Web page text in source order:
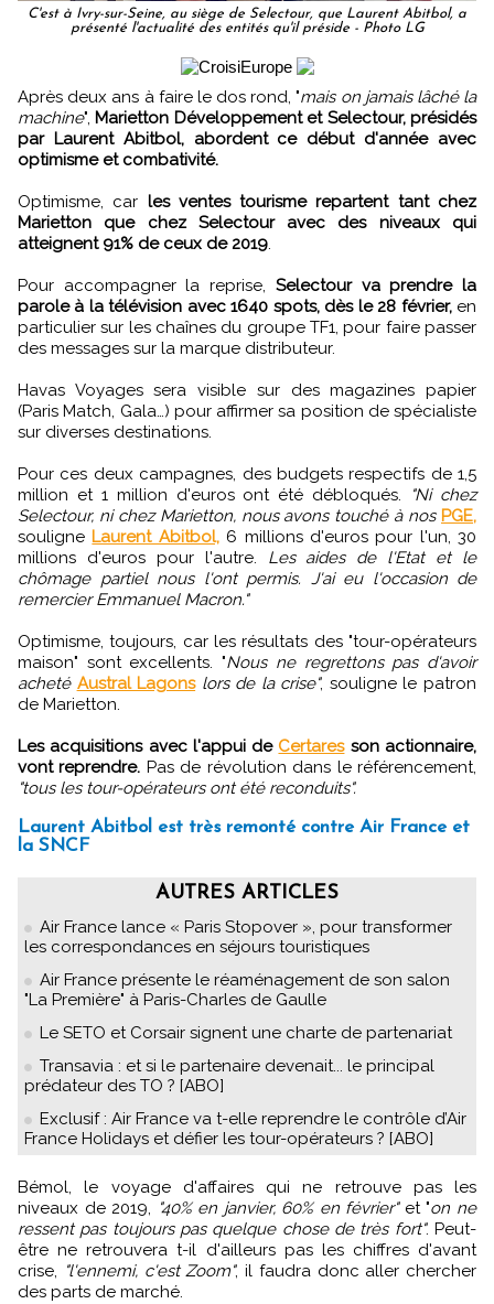
C'est à Ivry-sur-Seine, au siège de Selectour, que Laurent Abitbol, a
présenté l'actualité des entités qu'il préside - Photo LG
Après deux ans à faire le dos rond, "mais on jamais lâché la
machine", Marietton Développement et Selectour, présidés
par Laurent Abitbol, abordent ce début d'année avec
optimisme et combativité.
Optimisme, car les ventes tourisme repartent tant chez
Marietton que chez Selectour avec des niveaux qui
atteignent 91% de ceux de 2019.
Pour accompagner la reprise, Selectour va prendre la
parole à la télévision avec 1640 spots, dès le 28 février,en
particulier sur les chaînes du groupe TF1, pour faire passer
des messages sur la marque distributeur.
Havas Voyages sera visible sur des magazines papier
(Paris Match, Gala…) pour affirmer sa position de spécialiste
sur diverses destinations.
Pour ces deux campagnes, des budgets respectifs de 1,5
million et 1 million d'euros ont été débloqués.
"Ni chez
Selectour, ni chez Marietton, nous avons touché à nos PGE,
souligne Laurent Abitbol,6 millions d'euros pour l'un, 30
millions d'euros pour l'autre. Les aides de l'Etat et le
chômage partiel nous l'ont permis. J'ai eu l'occasion de
remercier Emmanuel Macron."
Optimisme, toujours, car les résultats des "tour-opérateurs
maison" sont excellents. "Nous ne regrettons pas d'avoir
acheté Austral Lagons lors de la crise", souligne le patron
de Marietton.
Les acquisitions avec l'appui de Certares son actionnaire,
vont reprendre. Pas de révolution dans le référencement,
"tous les tour-opérateurs ont été reconduits".
Laurent Abitbol est très remonté contre Air France et
la SNCF
AUTRES ARTICLES
Air France lance « Paris Stopover », pour transformer
les correspondances en séjours touristiques
Air France présente le réaménagement de son salon
"La Première" à Paris-Charles de Gaulle
Le SETO et Corsair signent une charte de partenariat
Transavia : et si le partenaire devenait... le principal
prédateur des TO ? [ABO]
Exclusif : Air France va t-elle reprendre le contrôle d’Air
France Holidays et défier les tour-opérateurs ? [ABO]
Bémol, le voyage d'affaires qui ne retrouve pas les
niveaux de 2019, "40% en janvier, 60% en février"et "on ne
ressent pas toujours pas quelque chose de très fort". Peut-
être ne retrouvera t-il d'ailleurs pas les chiffres d'avant
crise, "l'ennemi, c'est Zoom", il faudra donc aller chercher
des parts de marché.